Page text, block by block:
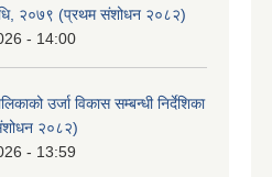
२०७९ (प्रथम संशोधन २०८२)
- 14:00
उर्जा विकास सम्बन्धी निर्देशिका
२०८२)
- 13:59